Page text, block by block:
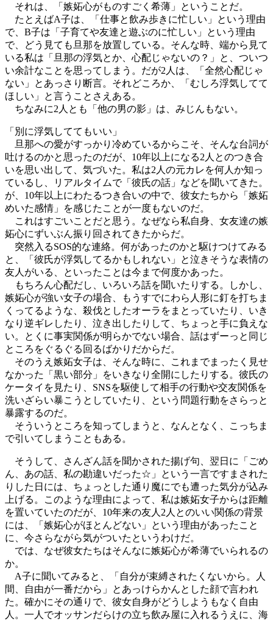
それは、「嫉妬心がものすごく希薄」ということだ。
たとえばA子は、「仕事と飲み歩きに忙しい」という理由
で、B子は「子育てや友達と遊ぶのに忙しい」という理由
で、どう見ても旦那を放置している。そんな時、端から見て
いる私は「旦那の浮気とか、心配じゃないの？」と、ついつ
い余計なことを思ってしまう。だが2人は、「全然心配じゃ
ない」とあっさり断言。それどころか、「むしろ浮気してて
ほしい」と言うことさえある。
ちなみに2人とも「他の男の影」は、みじんもない。
「別に浮気しててもいい」
旦那への愛がすっかり冷めているからこそ、そんな台詞が
吐けるのかと思ったのだが、10年以上になる2人とのつき合
いを思い出して、気づいた。私は2人の元カレを何人か知っ
ているし、リアルタイムで「彼氏の話」などを聞いてきた。
が、10年以上にわたるつき合いの中で、彼女たちから「嫉妬
めいた感情」を感じたことが一度もないのだ。
これはすごいことだと思う。なぜなら私自身、女友達の嫉
妬心にずいぶん振り回されてきたからだ。
突然入るSOS的な連絡。何があったのかと駆けつけてみる
と、「彼氏が浮気してるかもしれない」と泣きそうな表情の
友人がいる、といったことは今まで何度かあった。
もちろん心配だし、いろいろ話を聞いたりする。しかし、
嫉妬心が強い女子の場合、もうすでにわら人形に釘を打ちま
くってるような、殺伐としたオーラをまとっていたり、いき
なり逆ギレしたり、泣き出したりして、ちょっと手に負えな
い。とくに事実関係が明らかでない場合、話はずーっと同じ
ところをぐるぐる回るばかりだからだ。
そのうえ嫉妬女子は、そんな時に、これまでまったく見せ
なかった「黒い部分」をいきなり全開にしたりする。彼氏の
ケータイを見たり、SNSを駆使して相手の行動や交友関係を
洗いざらい暴こうとしていたり、という問題行動をさらっと
暴露するのだ。
そういうところを知ってしまうと、なんとなく、こっちま
で引いてしまうこともある。
そうして、さんざん話を聞かされた揚げ句、翌日に「ごめ
ん、あの話、私の勘違いだった☆」という一言ですまされた
りした日には、ちょっとした通り魔にでも遭った気分が込み
上げる。このような理由によって、私は嫉妬女子からは距離
を置いていたのだが、10年来の友人2人とのいい関係の背景
には、「嫉妬心がほとんどない」という理由があったこと
に、今さらながら気がついたというわけだ。
では、なぜ彼女たちはそんなに嫉妬心が希薄でいられるの
か。
A子に聞いてみると、「自分が束縛されたくないから。人
間、自由が一番だから」とあっけらかんとした顔で言われ
た。確かにその通りで、彼女自身がどうしようもなく自由
人。一人でオッサンだらけの立ち飲み屋に入れるうえに、海